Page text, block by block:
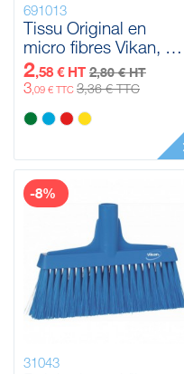
691013
Tissu Original en
micro fibres Vikan, 32
x 32 cm
2,58 € HT 2,80 € HT
3,09 € TTC 3,36 € TTC
31043
-8%